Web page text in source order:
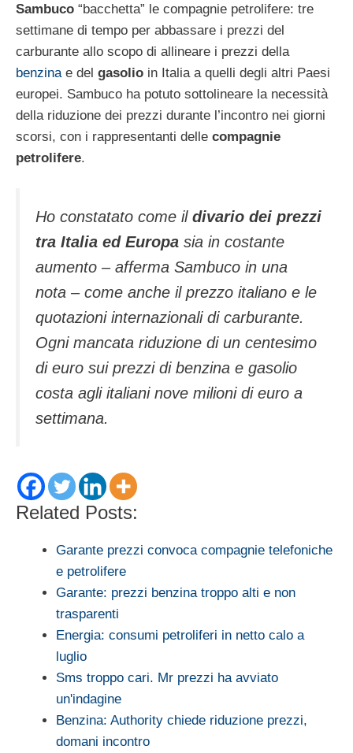
Sambuco “bacchetta” le compagnie petrolifere: tre
settimane di tempo per abbassare i prezzi del
carburante allo scopo di allineare i prezzi della
benzinae del gasolio in Italia a quelli degli altri Paesi
europei. Sambuco ha potuto sottolineare la necessità
della riduzione dei prezzi durante l’incontro nei giorni
scorsi, con i rappresentanti delle compagnie
petrolifere.
Ho constatato come il divario dei prezzi
tra Italia ed Europa sia in costante
aumento – afferma Sambuco in una
nota – come anche il prezzo italiano e le
quotazioni internazionali di carburante.
Ogni mancata riduzione di un centesimo
di euro sui prezzi di benzina e gasolio
costa agli italiani nove milioni di euro a
settimana.
Related Posts:
Garante prezzi convoca compagnie telefoniche
e petrolifere
Garante: prezzi benzina troppo alti e non
trasparenti
Energia: consumi petroliferi in netto calo a
luglio
Sms troppo cari. Mr prezzi ha avviato
un'indagine
Benzina: Authority chiede riduzione prezzi,
domani incontro